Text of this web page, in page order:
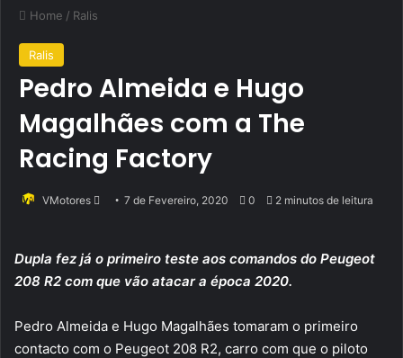
Home / Ralis
Ralis
Pedro Almeida e Hugo
Magalhães com a The
Racing Factory
VMotores
Send7 de Fevereiro, 2020 0 2 minutos de leitura
Dupla fez já o primeiro teste aos comandos do Peugeot
208 R2 com que vão atacar a época 2020.
Pedro Almeida e Hugo Magalhães tomaram o primeiro
contacto com o Peugeot 208 R2, carro com que o piloto